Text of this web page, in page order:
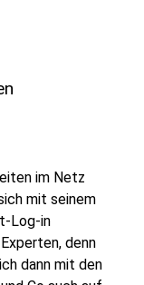
im Netz
mit seinem
Log-in
denn
dann mit den